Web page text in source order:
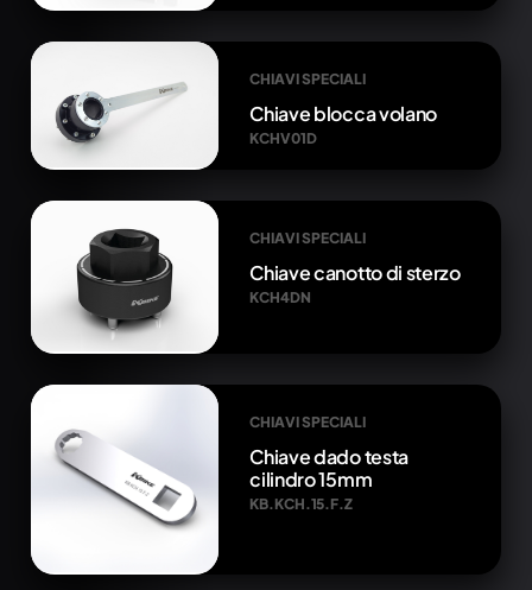
CHIAVI SPECIALI
Chiave blocca volano
KCHV01D
CHIAVI SPECIALI
Chiave canotto di sterzo
KCH4DN
CHIAVI SPECIALI
Chiave dado testa
cilindro 15mm
KB.KCH.15.F.Z